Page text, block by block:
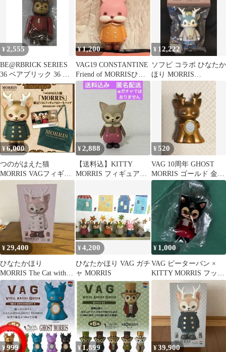
¥ 2,555
BE@RBRICK SERIES
36 ベアブリック 36 シ
ークレット 裏ARTIST
MORRIS アーティスト
裏 ひなたかほり グッズ
¥1,200
VAG19 CONSTANTINE
Friend of MORRISひな
たかほり
¥ 12,222
ソフビ コラボ ひなたか
ほり MORRIS
TIMOTHEE 3rd color
¥6,000
つのがはえた猫
MORRIS VAGフィギュ
ア＆トートバッグ＆
nanacoカード
¥2,888
【送料込】KITTY
MORRIS フィギュア◎
¥520
VAG 10周年 GHOST
MORRIS ゴールド 金
ゴーストモリス ソフビ
¥29,400
ひなたかほり
MORRIS The Cat with
Antlers MILK
¥4,200
ひなたかほり VAG ガチ
ャ MORRIS
¥ 1,000
VAG ピーターパン ×
KITTY MORRIS フック
船長 ひなたかほり
¥999 ¥ 1,899 ¥39,900